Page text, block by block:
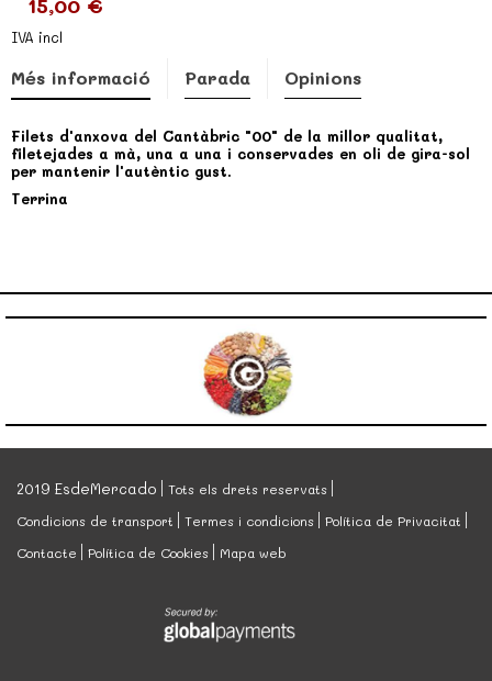
15,00 €
IVA incl
Més informació Parada Opinions
Filets d'anxova del Cantàbric "00" de la millor qualitat,
filetejades a mà, una a una i conservades en oli de gira-sol
per mantenir l'autèntic gust.
Terrina
2019 EsdeMercado
Tots els drets reservats
Condicions de transport
Termes i condicions
Política de Privacitat
Contacte
Política de Cookies Mapa web